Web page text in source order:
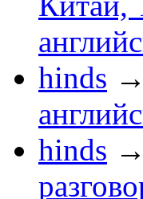
hinds →
hinds →